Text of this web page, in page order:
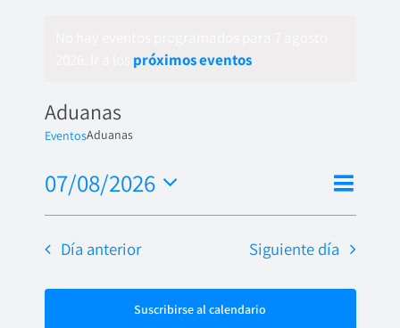
próximos eventos.
Aduanas
EventosAduanas
vistas
de
vistas
Día
07/08/2026
Seleccionar
fecha.
Día anterior Siguiente día
Suscribirse al calendario